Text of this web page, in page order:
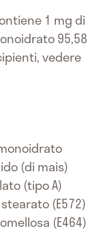
1 mg di
95,58
vedere
(di mais)
(tipo A)
(E572)
(E464)